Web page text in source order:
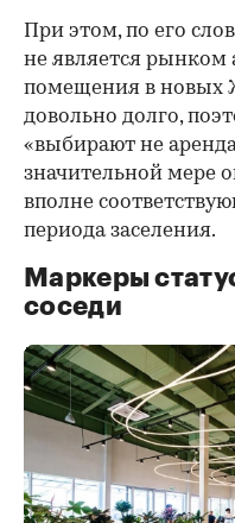
При этом, по его
не является рынком
помещения в новых
довольно долго,
«выбирают не
значительной мере
вполне
периода заселения.
Маркеры
соседи